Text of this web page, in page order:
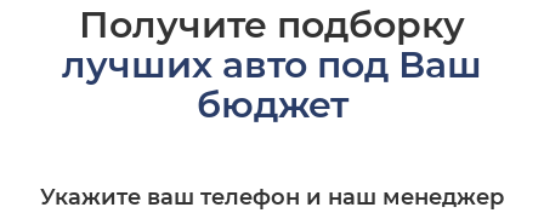
Получите подборку
лучших авто под Ваш
бюджет
Укажите ваш телефон и наш менеджер